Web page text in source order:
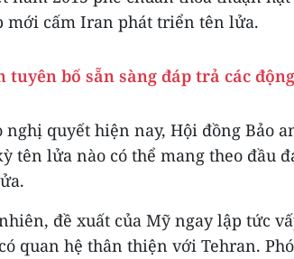
mới cấm Iran phát triển tên lửa.
tuyên bố sẵn sàng đáp trả các
nghị quyết hiện nay, Hội đồng Bảo
tên lửa nào có thể mang theo đầu
đề xuất của Mỹ ngay lập tức
quan hệ thân thiện với Tehran.